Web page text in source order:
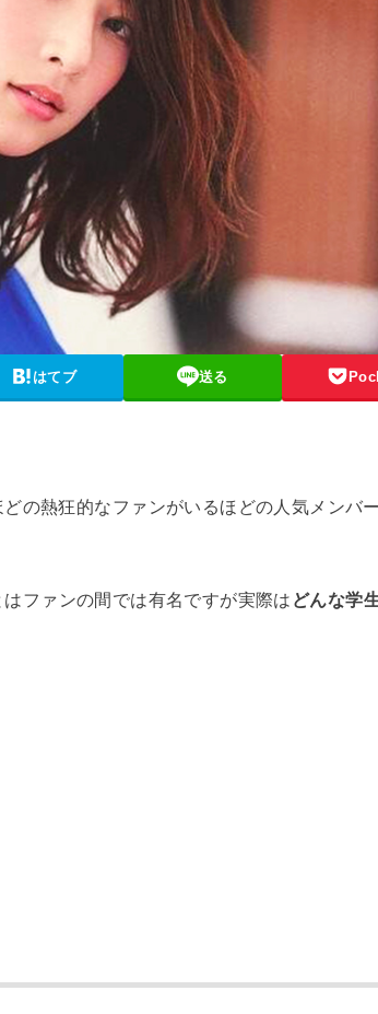
はてブ 送る
の熱狂的なファンがいるほどの人気メンバ
ファンの間では有名ですが実際は どんな学